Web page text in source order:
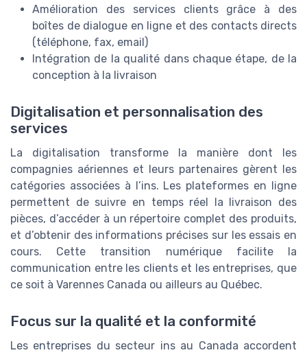
Amélioration des services clients grâce à des
boîtes de dialogue en ligne et des contacts directs
(téléphone, fax, email)
Intégration de la qualité dans chaque étape, de la
conception à la livraison
Digitalisation et personnalisation des
services
La digitalisation transforme la manière dont les
compagnies aériennes et leurs partenaires gèrent les
catégories associées à l’ins. Les plateformes en ligne
permettent de suivre en temps réel la livraison des
pièces, d’accéder à un répertoire complet des produits,
et d’obtenir des informations précises sur les essais en
cours. Cette transition numérique facilite la
communication entre les clients et les entreprises, que
ce soit à Varennes Canada ou ailleurs au Québec.
Focus sur la qualité et la conformité
Les entreprises du secteur ins au Canada accordent